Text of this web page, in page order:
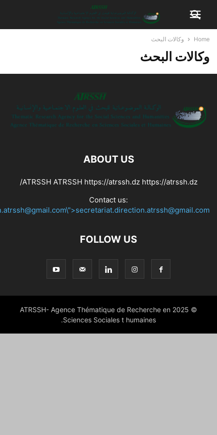
Home وكالات البحث
وكالات البحث
ABOUT US
ATRSSH ATRSSH https://atrssh.dz https://atrssh.dz/
Contact us:
FOLLOW US
© 2025 ATRSSH- Agence Thématique de Recherche en
Sciences Sociales t humaines.